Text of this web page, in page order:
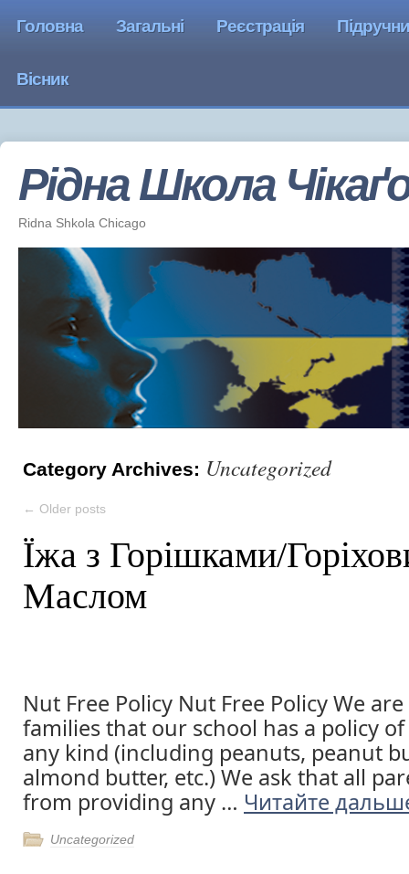
Головна Загальні Реєстрація
Вісник
Рідна Школа
Ridna Shkola Chicago
Category Archives: Uncategorized
← Older posts
Їжа з Горішками/
Маслом
Nut Free Policy Nut Free Policy We
families that our school has a policy of
any kind (including peanuts, peanut
almond butter, etc.) We ask that all
from providing any … Читайте
Uncategorized